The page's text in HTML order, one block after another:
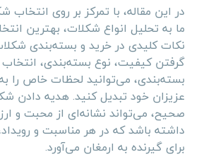
در این مقاله، با تمرکز بر روی
ما به تحلیل انواع شکلات، بهترین
نکات کلیدی در خرید و بسته‌بندی
گرفتن کیفیت، نوع بسته‌بندی،
بسته‌بندی، می‌توانید لحظات خاص را به
عزیزان خود تبدیل کنید. هدیه دادن
صحیح، می‌تواند نشانه‌ای از محبت و
داشته باشد که در هر مناسبت و
برای گیرنده به ارمغان می‌آورد.